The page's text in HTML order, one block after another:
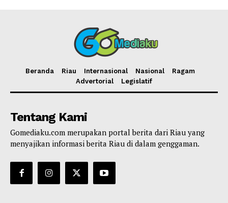
Beranda Riau Internasional Nasional
Ragam
Advertorial
Legislatif
Tentang Kami
Gomediaku.com merupakan portal berita dari Riau yang
menyajikan informasi berita Riau di dalam genggaman.